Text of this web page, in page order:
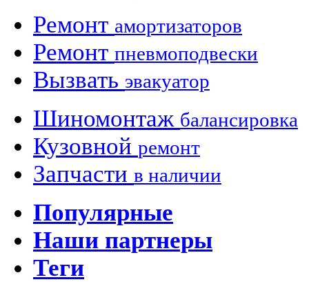
Ремонт амортизаторов
Ремонт пневмоподвески
Вызвать эвакуатор
Шиномонтаж балансировка
Кузовной ремонт
Запчасти в наличии
Популярные
Наши партнеры
Теги